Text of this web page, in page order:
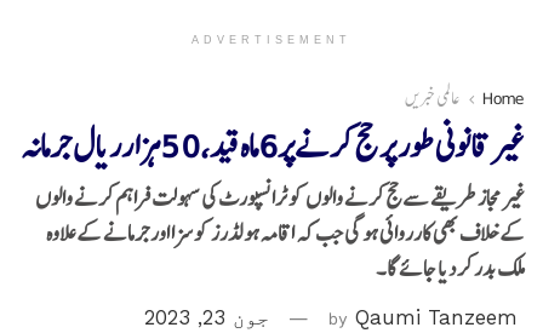
ADVERTISEMENT
Home عالمی خبریں
غیر قانونی طور پر حج کرنےپر6ماہ قید،50ہزا رریال جرمانہ
غیر مجاز طریقے سے حج کرنے والوں کو ٹرانسپورٹ کی سہولت فراہم کرنے والوں
کے خلاف بھی کارروائی ہو گی جب کہ اقامہ ہولڈرز کو سزا اور جرمانے کے علاوہ
ملک بدر کر دیا جائے گا۔
by Qaumi Tanzeem جون 23, 2023